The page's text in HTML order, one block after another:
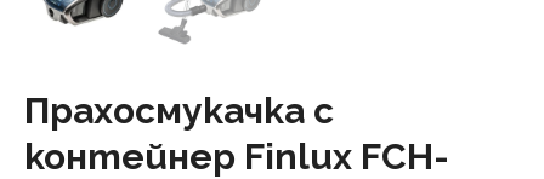
Прахосмукачка с
контейнер Finlux FCH-